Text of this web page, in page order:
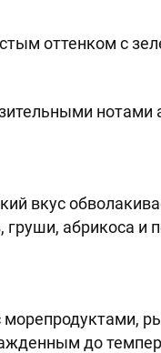
оттенком с
вкус
абрикоса и
до